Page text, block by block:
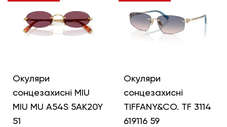
Окуляри
сонцезахисні MIU
MIU MU A54S 5AK20Y
51
Окуляри
сонцезахисні
TIFFANY&CO. TF 3114
619116 59